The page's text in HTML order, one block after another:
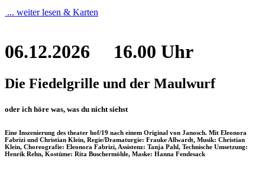
... weiter lesen & Karten
06.12.2026 16.00 Uhr
Die Fiedelgrille und der Maulwurf
oder ich höre was, was du nicht siehst
Eine Inszenierung des theater hof/19 nach einem Original von Janosch. Mit Eleonora
Fabrizi und Christian Klein, Regie/Dramaturgie: Frauke Allwardt, Musik: Christian
Klein, Choreografie: Eleonora Fabrizi, Assistenz: Tanja Pahl, Technische Umsetzung:
Henrik Rehn, Kostüme: Rita Buschermöhle, Maske: Hanna Fendesack